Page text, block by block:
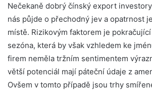
Nečekaně dobrý čínský export
nás půjde o přechodný jev a opatrnost
místě. Rizikovým faktorem je
sezóna, která by však vzhledem ke
firem neměla tržním sentimentem
větší potenciál mají páteční údaje z
Ovšem v tomto případě jsou trhy